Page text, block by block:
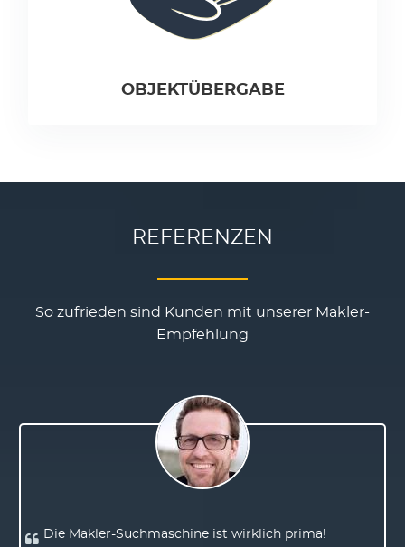
OBJEKTÜBERGABE
REFERENZEN
So zufrieden sind Kunden mit unserer Makler-
Empfehlung
Die Makler-Suchmaschine ist wirklich prima!